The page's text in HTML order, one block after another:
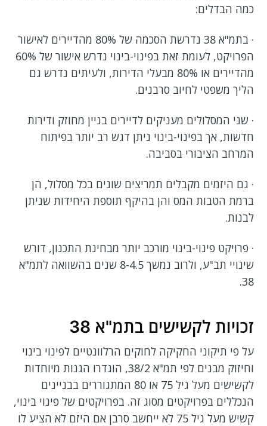
כמה הבדלים:
· בתמ"א 38 נדרשת הסכמה של 80% מהדיירים לאישור
הפרויקט, לעומת זאת בפינוי-בינוי נדרש אישור של 60%
מהדיירים או 80% מבעלי הדירות, ולעיתים נדרש גם
הליך משפטי לחיוב סרבנים.
· שני המסלולים מעניקים לדיירים בניין מחוזק ודירות
חדשות, אך בפינוי-בינוי ניתן דגש רב יותר בפיתוח
המרחב הציבורי בסביבה.
· גם היזמים מקבלים תמריצים שונים בכל מסלול, הן
ברמת הטבות המס והן בהיקף תוספת היחידות שניתן
לבנות.
· פרויקט פינוי-בינוי מורכב יותר מבחינת התכנון, דורש
שינויי תב"ע, ולרוב נמשך 8-4.5 שנים בהשוואה לתמ"א
38.
זכויות לקשישים בתמ"א 38
על פי תיקוני החקיקה לחוקים הרלוונטיים לפינוי בינוי
וחיזוק מבנים לפי תמ"א 38/2, הוגדרו הגנות מיוחדות
לקשישים מעל גיל 75 או 80 המתגוררים בבניינים
הנכללים בפרויקטים מסוג זה. בפרויקטים של פינוי בינוי,
קשיש מעל גיל 75 לא ייחשב סרבן אם היזם לא הציע לו